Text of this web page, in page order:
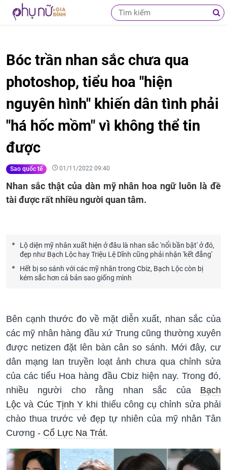
Bóc trần nhan sắc chưa qua
photoshop, tiểu hoa "hiện
nguyên hình" khiến dân tình phải
"há hốc mồm" vì không thể tin
được
Sao quốc tế 01/11/2022 09:40
Nhan sắc thật của dàn mỹ nhân hoa ngữ luôn là đề
tài được rất nhiều người quan tâm.
Lộ diện mỹ nhân xuất hiện ở đâu là nhan sắc 'nổi bần bật' ở đó,
đẹp như Bạch Lộc hay Triệu Lệ Dĩnh cũng phải nhận 'kết đắng'
Hết bị so sánh với các mỹ nhân trong Cbiz, Bạch Lộc còn bị
kém sắc hơn cả bản sao giống mình
Bên cạnh thước đo về mặt diễn xuất, nhan sắc của
các mỹ nhân hàng đầu xứ Trung cũng thường xuyên
được netizen đặt lên bàn cân so sánh. Mới đây, cư
dân mạng lan truyền loạt ảnh chưa qua chỉnh sửa
của các tiểu Hoa hàng đầu Cbiz hiện nay. Trong đó,
nhiều người cho rằng nhan sắc của Bạch
Lộc và Cúc Tịnh Y khi thiếu công cụ chỉnh sửa phải
chào thua trước vẻ đẹp tự nhiên của mỹ nhân Tân
Cương - Cổ Lực Na Trát.